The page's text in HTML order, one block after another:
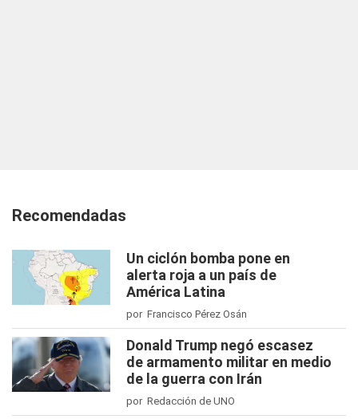
Recomendadas
Un ciclón bomba pone en
alerta roja a un país de
América Latina
por Francisco Pérez Osán
Donald Trump negó escasez
de armamento militar en medio
de la guerra con Irán
por Redacción de UNO